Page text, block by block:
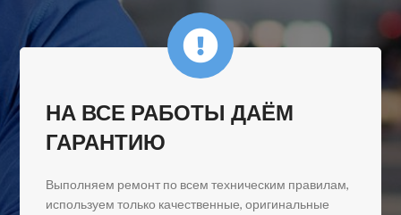
НА ВСЕ РАБОТЫ ДАЁМ
ГАРАНТИЮ
Выполняем ремонт по всем техническим правилам,
используем только качественные, оригинальные